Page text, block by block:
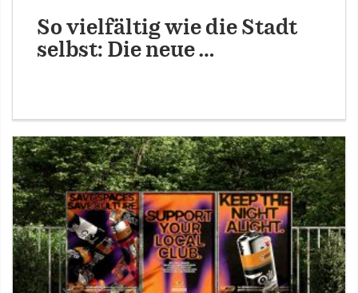
So vielfältig wie die Stadt
selbst: Die neue …